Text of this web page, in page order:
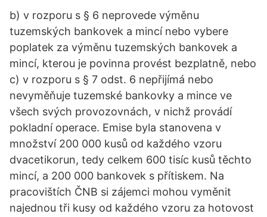
b) v rozporu s § 6 neprovede výměnu
tuzemských bankovek a mincí nebo vybere
poplatek za výměnu tuzemských bankovek a
mincí, kterou je povinna provést bezplatně, nebo
c) v rozporu s § 7 odst. 6 nepřijímá nebo
nevyměňuje tuzemské bankovky a mince ve
všech svých provozovnách, v nichž provádí
pokladní operace. Emise byla stanovena v
množství 200 000 kusů od každého vzoru
dvacetikorun, tedy celkem 600 tisíc kusů těchto
mincí, a 200 000 bankovek s přítiskem. Na
pracovištích ČNB si zájemci mohou vyměnit
najednou tři kusy od každého vzoru za hotovost